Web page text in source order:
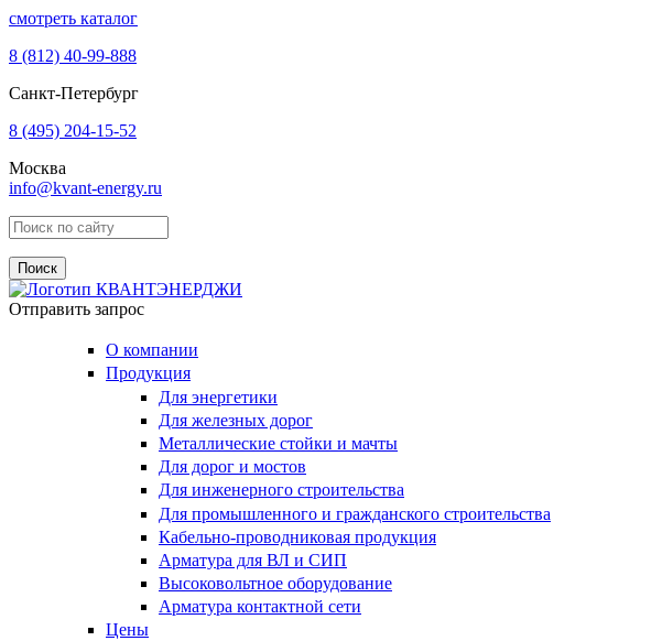
смотреть каталог
8 (812) 40-99-888
Санкт-Петербург
8 (495) 204-15-52
Москва
info@kvant-energy.ru
Поиск по сайту
Отправить запрос
О компании
Продукция
Для энергетики
Для железных дорог
Металлические стойки и мачты
Для дорог и мостов
Для инженерного строительства
Для промышленного и гражданского строительства
Кабельно-проводниковая продукция
Арматура для ВЛ и СИП
Высоковольтное оборудование
Арматура контактной сети
Цены